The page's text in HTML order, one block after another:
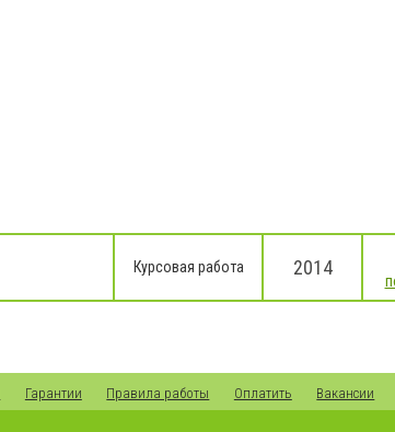
Курсовая работа 2014
Гарантии Правила работы Оплатить Вакансии